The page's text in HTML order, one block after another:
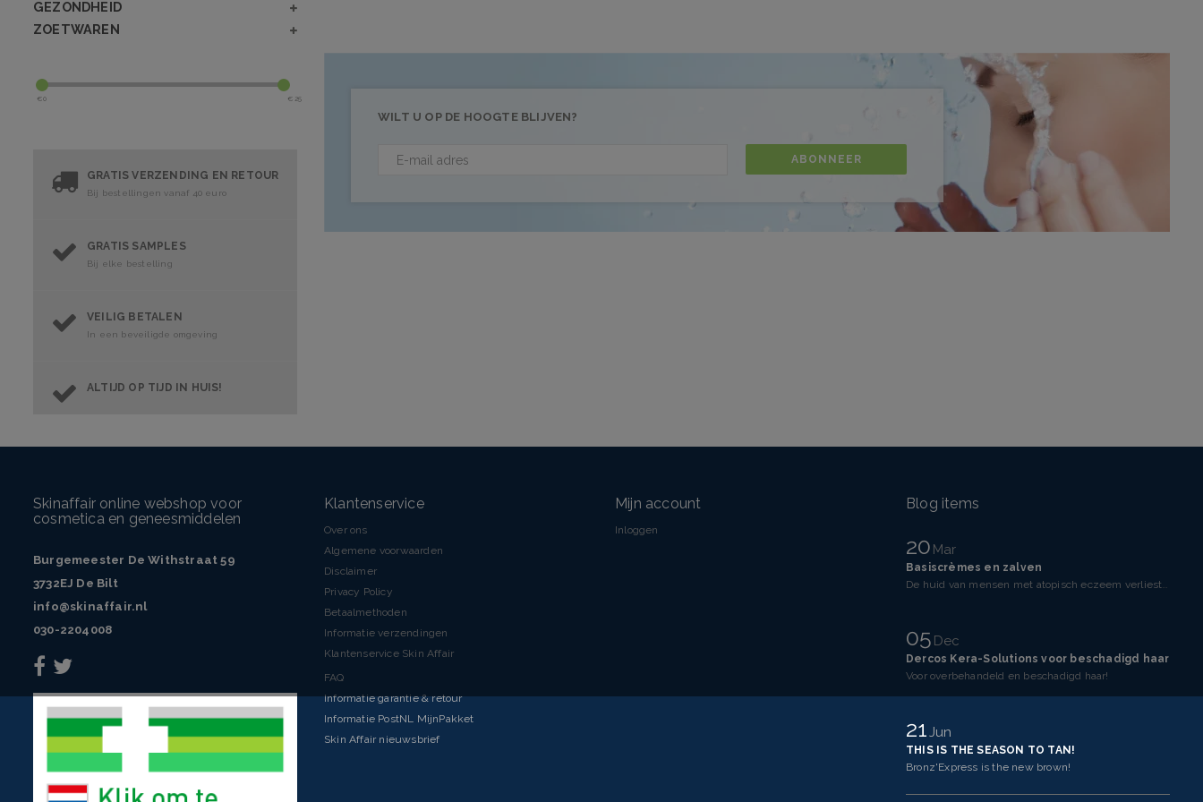
GEZONDHEID
ZOETWAREN
€0 € 25
GRATIS VERZENDING EN RETOUR
Bij bestellingen vanaf 40 euro
GRATIS SAMPLES
Bij elke bestelling
VEILIG BETALEN
In een beveiligde omgeving
ALTIJD OP TIJD IN HUIS!
WILT U OP DE HOOGTE BLIJVEN?
ABONNEER
Skinaffair online webshop voor
cosmetica en geneesmiddelen
Burgemeester De Withstraat 59
3732EJ De Bilt
info@skinaffair.nl
030-2204008
Klantenservice
Over ons
Algemene voorwaarden
Disclaimer
Privacy Policy
Betaalmethoden
Informatie verzendingen
Klantenservice Skin Affair
FAQ
Informatie garantie & retour
Informatie PostNL MijnPakket
Skin Affair nieuwsbrief
Mijn account
Inloggen
Blog items
20Mar
Basiscrèmes en zalven
De huid van mensen met atopisch eczeem verliest makkelijker vocht dan een gezonde huid. Dit komt doo
05Dec
Dercos Kera-Solutions voor beschadigd haar
Voor overbehandeld en beschadigd haar!
21Jun
THIS IS THE SEASON TO TAN!
Bronz'Express is the new brown!